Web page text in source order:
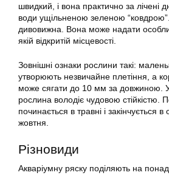
швидкий, і вона практично за лічені
води ущільненою зеленою
дивовижна. Вона може надати
якій відкритій місцевості.
Зовнішні ознаки рослини такі:
утворюють незвичайне плетіння, а
може сягати до 10 мм за довжиною. У
рослина володіє чудовою стійкістю.
починається в травні і закінчується в
жовтня.
Різновиди
Акваріумну ряску поділяють на понад